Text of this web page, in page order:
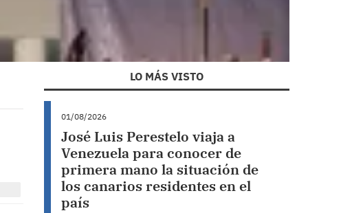
LO MÁS VISTO
01/08/2026
José Luis Perestelo viaja a
Venezuela para conocer de
primera mano la situación de
los canarios residentes en el
país